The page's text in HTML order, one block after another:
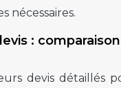
nécessaires.
:
devis détaillés